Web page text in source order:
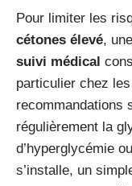
Pour limiter les
cétones élevé,
suivi médical
particulier chez
recommandations
régulièrement la
d’hyperglycémie
s’installe, un